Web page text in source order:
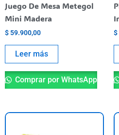
Juego De Mesa Metegol
Mini Madera
$ 59.900,00
Leer más
Comprar por WhatsApp
$